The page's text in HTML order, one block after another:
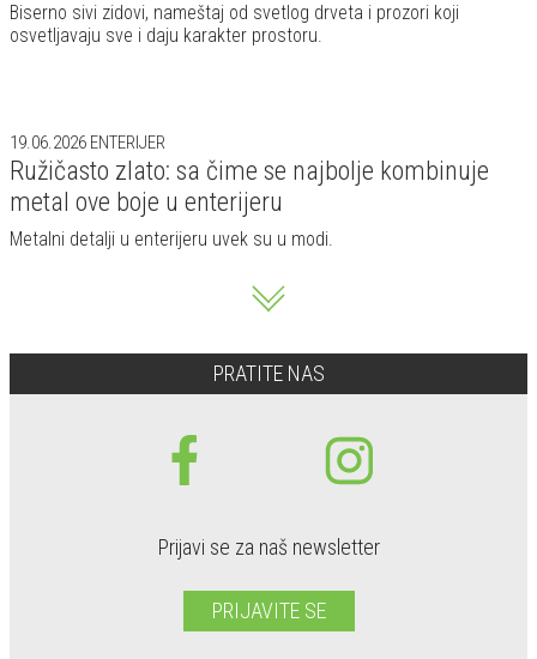
Biserno sivi zidovi, nameštaj od svetlog drveta i prozori koji
osvetljavaju sve i daju karakter prostoru.
19.06.2026 ENTERIJER
Ružičasto zlato: sa čime se najbolje kombinuje
metal ove boje u enterijeru
Metalni detalji u enterijeru uvek su u modi.
PRATITE NAS
Prijavi se za naš newsletter
PRIJAVITE SE